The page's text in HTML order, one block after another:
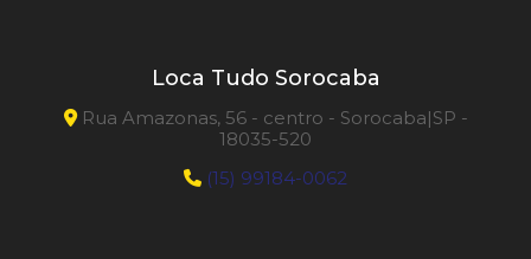
Loca Tudo Sorocaba
Rua Amazonas, 56 - centro - Sorocaba|SP -
18035-520
(15) 99184-0062